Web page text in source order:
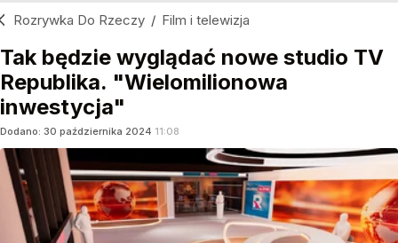
Rozrywka Do Rzeczy / Film i telewizja
Tak będzie wyglądać nowe studio TV
Republika. "Wielomilionowa
inwestycja"
Dodano: 30 października 2024 11:08